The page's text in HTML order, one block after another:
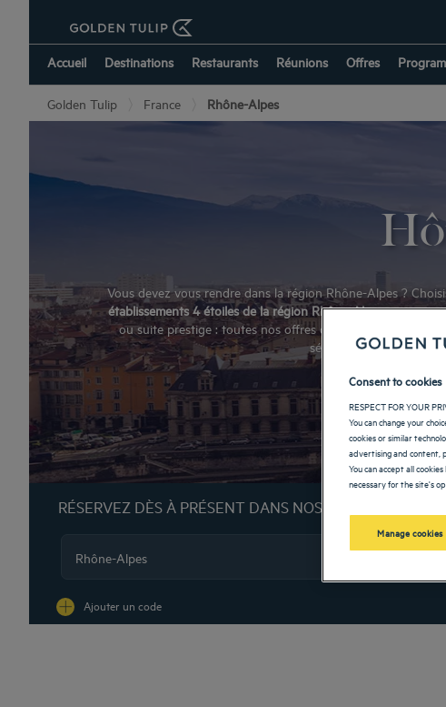
Accueil Destinations Restaurants Réunions Offres
Golden Tulip France Rhône-Alpes
Vous devez vous rendre dans la région Rhône-Alpes ?
établissements 4 étoiles de la région Rhône-Alpesvous
ou suite prestige : toutes nos offres d’hébergements sont
séminaire d’entreprise
RÉSERVEZ DÈS À PRÉSENT DANS NOS HÔTELS GOLDEN
Navigate
Ajouter un code
Consent to cookies
RESPECT FOR YOUR
You can change your
cookies or similar
advertising and content,
You can accept all
necessary for the site's
Manage cookies